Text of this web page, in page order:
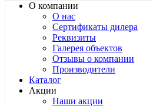
О компании
О нас
Сертификаты дилера
Реквизиты
Галерея объектов
Отзывы о компании
Производители
Каталог
Акции
Наши акции